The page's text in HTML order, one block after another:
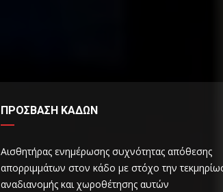
ΠΡΟΣΒΑΣΗ ΚΑΔΩΝ
Αισθητήρας ενημέρωσης συχνότητας απόθεσης
απορριμμάτων στον κάδο με στόχο την
αναδιανομής και χωροθέτησης αυτών